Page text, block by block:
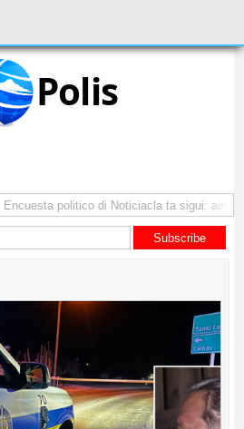
Polis
Encuesta politico di Noticiacla ta sigui: ainda
Subscribe